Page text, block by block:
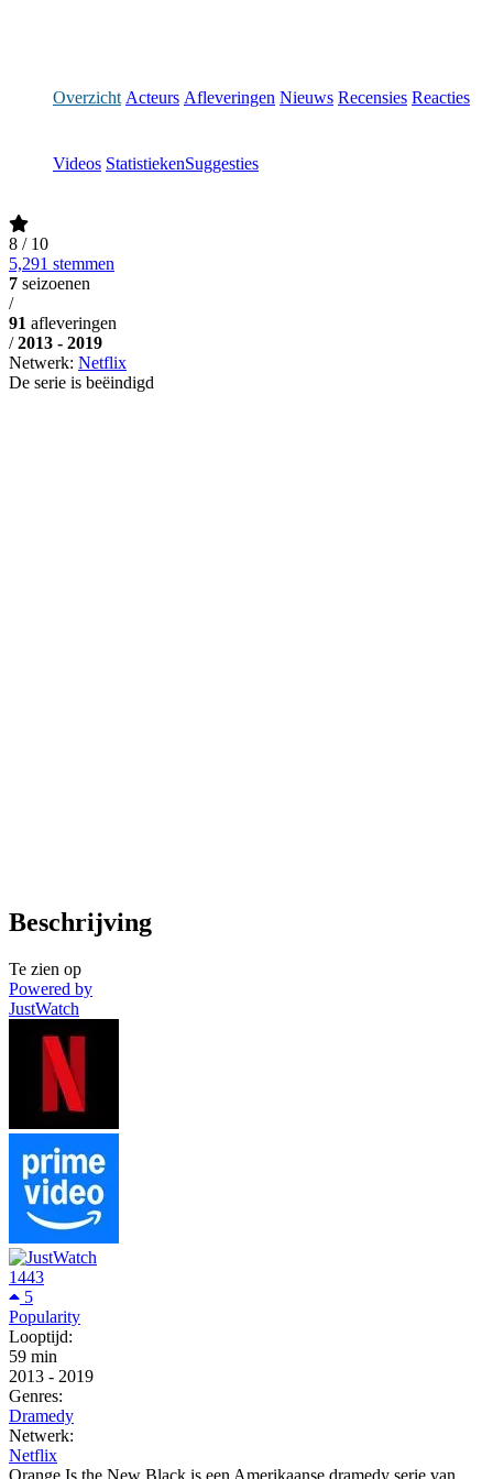
Overzicht Acteurs Afleveringen Nieuws Recensies Reacties
Videos StatistiekenSuggesties
8 / 10
5,291 stemmen
7 seizoenen
/
91 afleveringen
/ 2013 - 2019
Netwerk: Netflix
De serie is beëindigd
Beschrijving
Te zien op
Powered by
JustWatch
1443
5
Popularity
Looptijd:
59 min
2013 - 2019
Genres:
Dramedy
Netwerk:
Netflix
Orange Is the New Black is een Amerikaanse dramedy serie van